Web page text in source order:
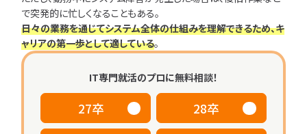
で突発的に忙しくなることもある。
日々の業務を通じてシステム全体の仕組みを理解できるため、キ
ャリアの第一歩として適している。
IT専門就活のプロに無料相談！
27卒 28卒